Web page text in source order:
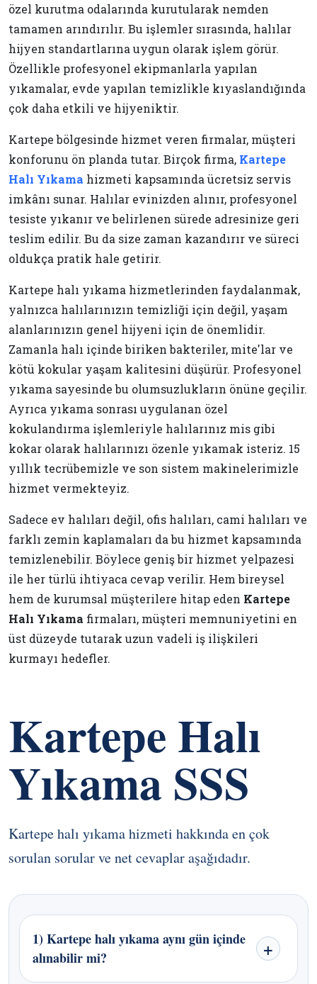
özel kurutma odalarında kurutularak nemden
tamamen arındırılır. Bu işlemler sırasında, halılar
hijyen standartlarına uygun olarak işlem görür.
Özellikle profesyonel ekipmanlarla yapılan
yıkamalar, evde yapılan temizlikle kıyaslandığında
çok daha etkili ve hijyeniktir.
Kartepe bölgesinde hizmet veren firmalar, müşteri
konforunu ön planda tutar. Birçok firma, Kartepe
Halı Yıkama hizmeti kapsamında ücretsiz servis
imkânı sunar. Halılar evinizden alınır, profesyonel
tesiste yıkanır ve belirlenen sürede adresinize geri
teslim edilir. Bu da size zaman kazandırır ve süreci
oldukça pratik hale getirir.
Kartepe halı yıkama hizmetlerinden faydalanmak,
yalnızca halılarınızın temizliği için değil, yaşam
alanlarınızın genel hijyeni için de önemlidir.
Zamanla halı içinde biriken bakteriler, mite'lar ve
kötü kokular yaşam kalitesini düşürür. Profesyonel
yıkama sayesinde bu olumsuzlukların önüne geçilir.
Ayrıca yıkama sonrası uygulanan özel
kokulandırma işlemleriyle halılarınız mis gibi
kokar olarak halılarınızı özenle yıkamak isteriz. 15
yıllık tecrübemizle ve son sistem makinelerimizle
hizmet vermekteyiz.
Sadece ev halıları değil, ofis halıları, cami halıları ve
farklı zemin kaplamaları da bu hizmet kapsamında
temizlenebilir. Böylece geniş bir hizmet yelpazesi
ile her türlü ihtiyaca cevap verilir. Hem bireysel
hem de kurumsal müşterilere hitap eden Kartepe
Halı Yıkama firmaları, müşteri memnuniyetini en
üst düzeyde tutarak uzun vadeli iş ilişkileri
kurmayı hedefler.
Kartepe Halı
Yıkama SSS
Kartepe halı yıkama hizmeti hakkında en çok
sorulan sorular ve net cevaplar aşağıdadır.
1) Kartepe halı yıkama aynı gün içinde
alınabilir mi?